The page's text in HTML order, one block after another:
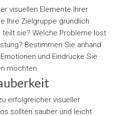
visuellen Elemente Ihrer
Ihre Zielgruppe gründlich
sie? Welche Probleme löst
Bestimmen Sie anhand
und Eindrücke Sie
möchten.
erfolgreicher visueller
sollten sauber und leicht